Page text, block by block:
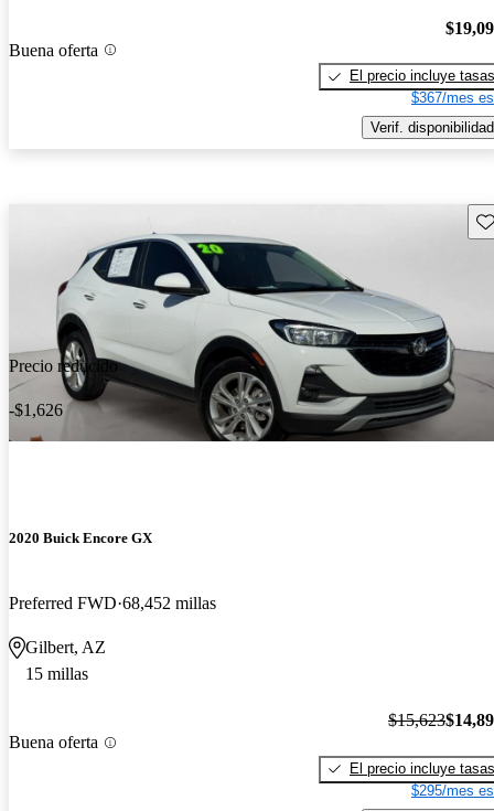
Buena oferta
El precio incluye tasas
$367/mes
Verif. disponibilidad
Precio reducido
-$1,626
2020 Buick Encore GX
Preferred FWD 68,452 millas
Gilbert, AZ
15 millas
Buena oferta
$15,623
El precio incluye tasas
$295/mes